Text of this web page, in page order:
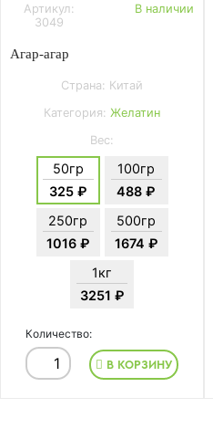
Артикул:
3049
В наличии
Агар-агар
Страна: Китай
Категория: Желатин
Вес:
50гр
325 ₽
100гр
488 ₽
250гр
1016 ₽
500гр
1674 ₽
1кг
3251 ₽
Количество:
В КОРЗИНУ